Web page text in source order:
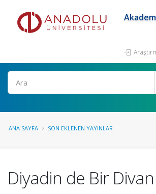
Ara
ANA SAYFA SON EKLENEN YAYINLAR
Diyadin de Bir